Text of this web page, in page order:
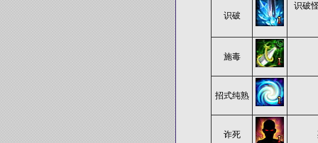
识破
识破
施毒
招式纯熟
诈死